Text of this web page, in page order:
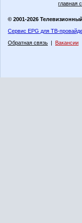
главная
© 2001-2026
Сервис EPG для ТВ-
Обратная связь | Вакансии